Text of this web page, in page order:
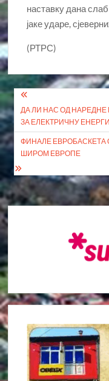
наставку дана
јаке ударе,
(РТРС)
Кретање
чланка
ДА ЛИ НАС ОД
ЗА ЕЛЕКТРИЧНУ
ФИНАЛЕ ЕВРОБАСКЕТА
ШИРОМ ЕВРОПЕ